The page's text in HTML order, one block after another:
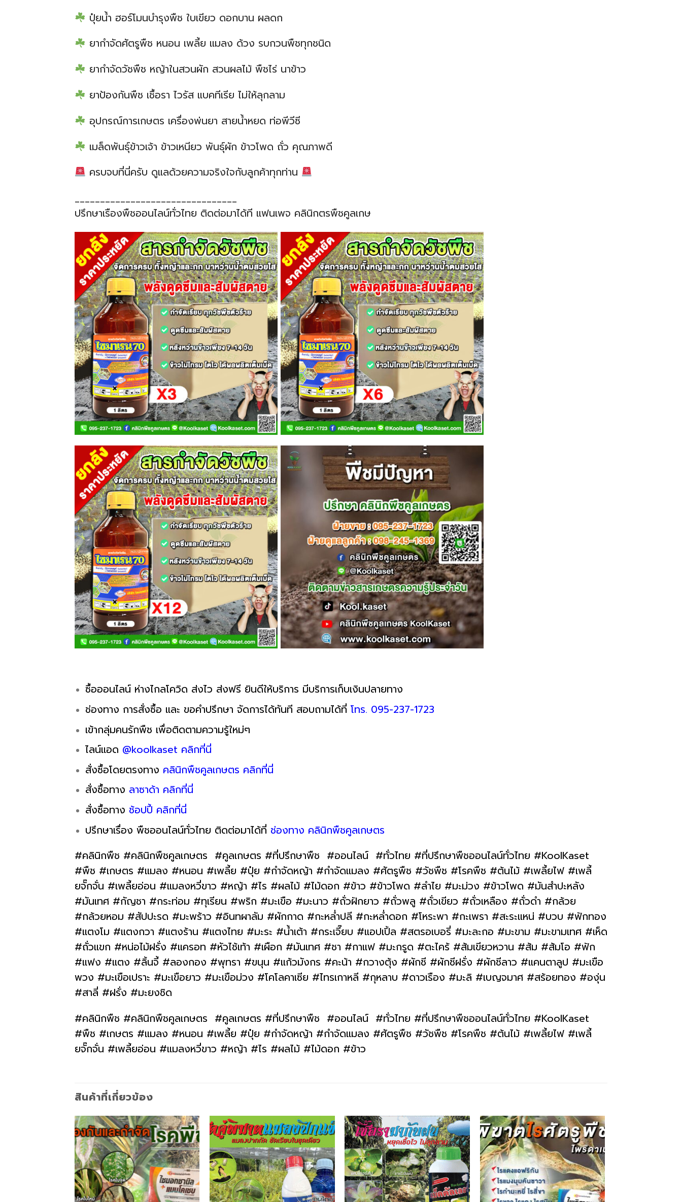
ปุ๋ยน้ำ ฮอร์โมนบำรุงพืช ใบเขียว ดอกบาน ผลดก
ยากำจัดศัตรูพืช หนอน เพลี้ย แมลง ด้วง รบกวนพืชทุกชนิด
ยากำจัดวัชพืช หญ้าในสวนผัก สวนผลไม้ พืชไร่ นาข้าว
ยาป้องกันพืช เชื้อรา ไวรัส แบคทีเรีย ไม่ให้ลุกลาม
อุปกรณ์การเกษตร เครื่องพ่นยา สายน้ำหยด ท่อพีวีซี
เมล็ดพันธุ์ข้าวเจ้า ข้าวเหนียว พันธุ์ผัก ข้าวโพด ถั่ว คุณภาพดี
ครบจบที่นี่ครับ ดูแลด้วยความจริงใจกับลูกค้าทุกท่าน
________________________________
ปรึกษาเรืองพืชออนไลน์ทั่วไทย ติดต่อมาได้ที แฟนเพจ คลินิกตรพืชคูลเกษ
ซื้อออนไลน์ ห่างไกลโควิด ส่งไว ส่งฟรี ยินดีให้บริการ มีบริการเก็บเงินปลายทาง
ช่องทาง การสั่งซื้อ และ ขอคำปรึกษา จัดการได้ทันที สอบถามได้ที่ โทร. 095-237-1723
เข้ากลุ่มคนรักพืช เพื่อติดตามความรู้ใหม่ๆ
ไลน์แอด @koolkaset คลิกที่นี่
สั่งซื้อโดยตรงทาง คลินิกพืชคูลเกษตร คลิกที่นี่
สั่งซื้อทาง ลาซาด้า คลิกที่นี่
สั่งซื้อทาง ช้อปปี้ คลิกที่นี่
ปรึกษาเรื่อง พืชออนไลน์ทั่วไทย ติดต่อมาได้ที่ ช่องทาง คลินิกพืชคูลเกษตร
#คลินิกพืช #คลินิกพืชคูลเกษตร #คูลเกษตร #ที่ปรึกษาพืช #ออนไลน์ #ทั่วไทย #ที่ปรึกษาพืชออนไลน์ทั่วไทย #KoolKaset
#พืช #เกษตร #แมลง #หนอน #เพลี้ย #ปุ๋ย #กำจัดหญ้า #กำจัดแมลง #ศัตรูพืช #วัชพืช #โรคพืช #ต้นไม้ #เพลี้ยไฟ #เพลี้
ยจั๊กจั่น #เพลี้ยอ่อน #แมลงหวี่ขาว #หญ้า #ไร #ผลไม้ #ไม้ดอก #ข้าว #ข้าวโพด #ลำไย #มะม่วง #ข้าวโพด #มันสำปะหลัง
#มันเทศ #กัญชา #กระท่อม #ทุเรียน #พริก #มะเขือ #มะนาว #ถั่วฝักยาว #ถั่วพลู #ถั่วเขียว #ถั่วเหลือง #ถั่วดำ #กล้วย
#กล้วยหอม #สัปปะรด #มะพร้าว #อินทผาลัม #ผักกาด #กะหล่ำปลี #กะหล่ำดอก #โหระพา #กะเพรา #สะระแหน่ #บวบ #ฟักทอง
#แตงโม #แตงกวา #แตงร้าน #แตงไทย #มะระ #น้ำเต้า #กระเจี๊ยบ #แอปเปิ้ล #สตรอเบอรี่ #มะละกอ #มะขาม #มะขามเทศ #เห็ด
#ถั่วแขก #หน่อไม้ฝรั่ง #แครอท #หัวไช้เท้า #เผือก #มันเทศ #ชา #กาแฟ #มะกรูด #ตะไคร้ #ส้มเขียวหวาน #ส้ม #ส้มโอ #ฟัก
#แฟง #แตง #ลิ้นจี้ #ลองกอง #พุทรา #ขนุน #แก้วมังกร #คะน้า #กวางตุ้ง #ผักชี #ผักชีฝรั่ง #ผักชีลาว #แคนตาลูป #มะเขือ
พวง #มะเขือเปราะ #มะเขือยาว #มะเขือม่วง #โคโลคาเซีย #ไทรเกาหลี #กุหลาบ #ดาวเรือง #มะลิ #เบญจมาศ #สร้อยทอง #องุ่น
#สาลี่ #ฝรั่ง #มะยงชิด
#คลินิกพืช #คลินิกพืชคูลเกษตร #คูลเกษตร #ที่ปรึกษาพืช #ออนไลน์ #ทั่วไทย #ที่ปรึกษาพืชออนไลน์ทั่วไทย #KoolKaset
#พืช #เกษตร #แมลง #หนอน #เพลี้ย #ปุ๋ย #กำจัดหญ้า #กำจัดแมลง #ศัตรูพืช #วัชพืช #โรคพืช #ต้นไม้ #เพลี้ยไฟ #เพลี้
ยจั๊กจั่น #เพลี้ยอ่อน #แมลงหวี่ขาว #หญ้า #ไร #ผลไม้ #ไม้ดอก #ข้าว
สินค้าที่เกี่ยวข้อง